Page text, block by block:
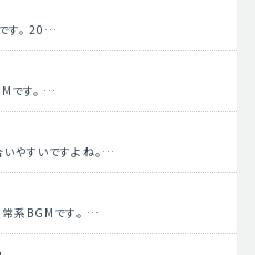
す。 20…
です。 …
やすいですよね。…
系BGMです。 …